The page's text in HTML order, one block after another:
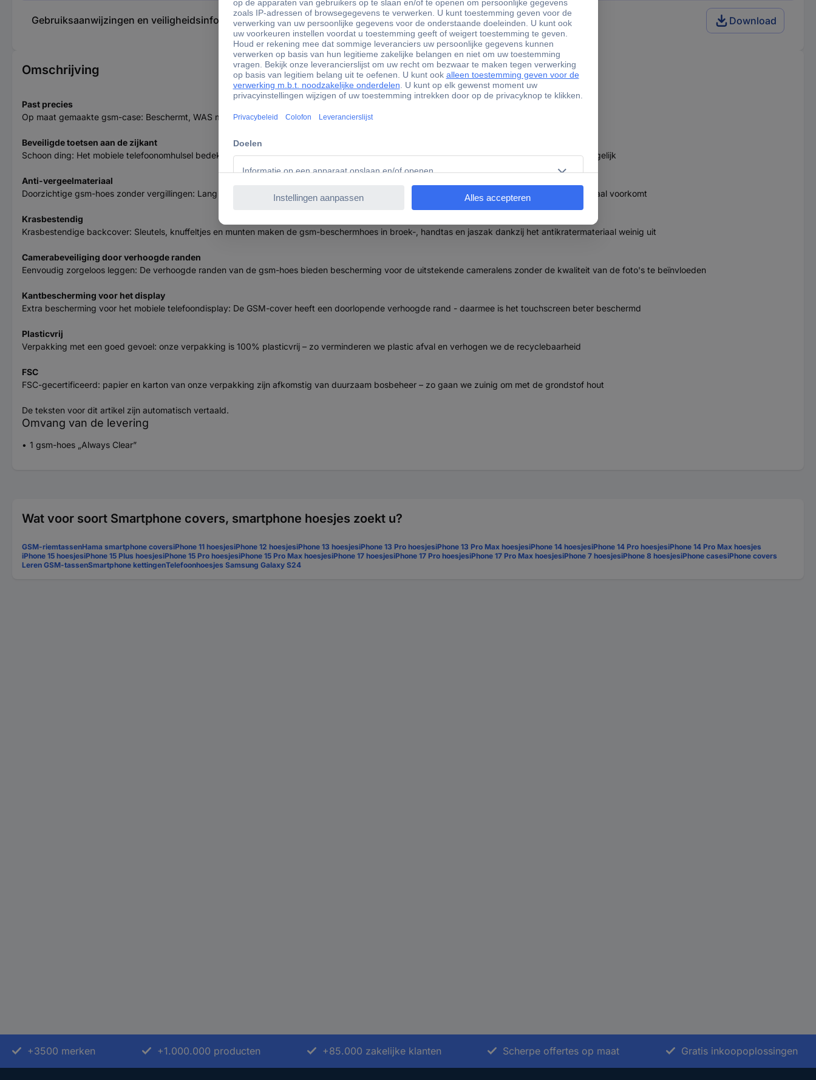
Gebruiksaanwijzingen en veiligheidsinformatie 3765928 Hama Always Clear Cover Xiaomi Redmi 15C Transparant Download
Omschrijving
Past precies
Op maat gemaakte gsm-case: Beschermt, WAS moet worden beschermd en laat vrij, WAS moet vrij blijven, bijv. luidsprekers en laadbus
Beveiligde toetsen aan de zijkant
Schoon ding: Het mobiele telefoonomhulsel bedekt ook de toetsen aan de zijkant - dat beschermt tegen stof en maakt een perfect drukpunt mogelijk
Anti-vergeelmateriaal
Doorzichtige gsm-hoes zonder vergillingen: Lang plezier aan uw hoes, omdat de speciale materiaalsamenstelling het verkleuren van gelig materiaal voorkomt
Krasbestendig
Krasbestendige backcover: Sleutels, knuffeltjes en munten maken de gsm-beschermhoes in broek-, handtas en jaszak dankzij het antikratermateriaal weinig uit
Camerabeveiliging door verhoogde randen
Eenvoudig zorgeloos leggen: De verhoogde randen van de gsm-hoes bieden bescherming voor de uitstekende cameralens zonder de kwaliteit van de foto's te beïnvloeden
Kantbescherming voor het display
Extra bescherming voor het mobiele telefoondisplay: De GSM-cover heeft een doorlopende verhoogde rand - daarmee is het touchscreen beter beschermd
Plasticvrij
Verpakking met een goed gevoel: onze verpakking is 100% plasticvrij – zo verminderen we plastic afval en verhogen we de recyclebaarheid
FSC
FSC-gecertificeerd: papier en karton van onze verpakking zijn afkomstig van duurzaam bosbeheer – zo gaan we zuinig om met de grondstof hout
De teksten voor dit artikel zijn automatisch vertaald.
Omvang van de levering
1 gsm-hoes „Always Clear”
Wat voor soort Smartphone covers, smartphone hoesjes zoekt u?
GSM-riemtassenHama smartphone coversiPhone 11 hoesjesiPhone 12 hoesjesiPhone 13 hoesjesiPhone 13 Pro hoesjesiPhone 13 Pro Max hoesjesiPhone 14 hoesjesiPhone 14 Pro hoesjesiPhone 14 Pro Max hoesjes
iPhone 15 hoesjesiPhone 15 Plus hoesjesiPhone 15 Pro hoesjesiPhone 15 Pro Max hoesjesiPhone 17 hoesjesiPhone 17 Pro hoesjesiPhone 17 Pro Max hoesjesiPhone 7 hoesjesiPhone 8 hoesjesiPhone casesiPhone covers
Leren GSM-tassenSmartphone kettingenTelefoonhoesjes Samsung Galaxy S24
+3500 merken +1.000.000 producten +85.000 zakelijke klanten Scherpe offertes op maat Gratis inkoopoplossingen